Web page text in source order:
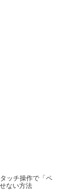
ッチ操作で「ペ
ない方法